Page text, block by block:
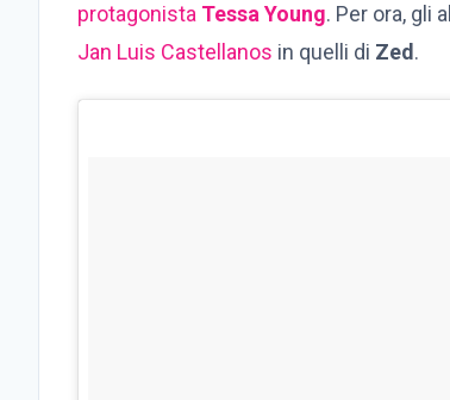
protagonista Tessa Young. Per ora, gli
Jan Luis Castellanos in quelli di Zed .